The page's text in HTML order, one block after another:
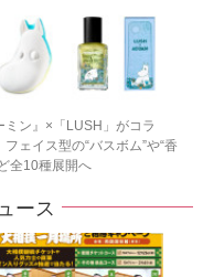
ミン』×「LUSH」がコラ
ェイス型の“バスボム”や“香
全10種展開へ
ース